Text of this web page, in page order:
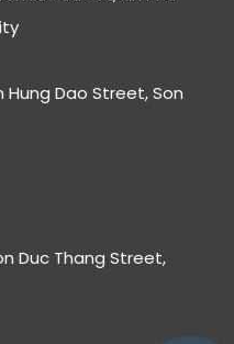
Hung Dao Street, Son
Duc Thang Street,